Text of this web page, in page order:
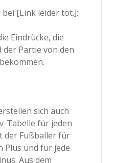
[Link leider tot.]:
Eindrücke, die
der Partie von den
sich auch
Tabelle für jeden
der Fußballer für
Plus und für jede
Aus dem